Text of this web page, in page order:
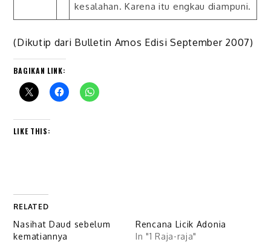
kesalahan. Karena itu engkau diampuni.
(Dikutip dari Bulletin Amos Edisi September 2007)
BAGIKAN LINK:
LIKE THIS:
RELATED
Nasihat Daud sebelum
kematiannya
Rencana Licik Adonia
In "1 Raja-raja"